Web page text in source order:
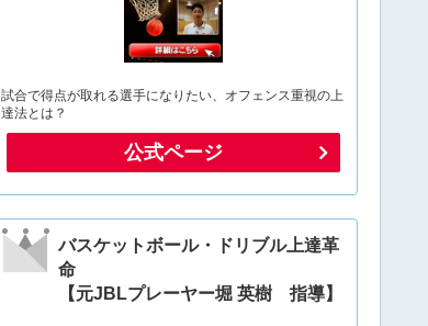
試合で得点が取れる選手になりたい、オフェンス重視の上
達法とは？
公式ページ
バスケットボール・ドリブル上達革
命
【元JBLプレーヤー堀 英樹 指導】